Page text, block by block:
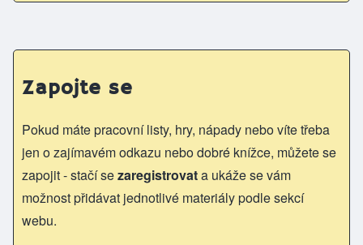
Zapojte se
Pokud máte pracovní listy, hry, nápady nebo víte třeba
jen o zajímavém odkazu nebo dobré knížce, můžete se
zapojit - stačí sezaregistrovata ukáže se vám
možnost přidávat jednotlivé materiály podle sekcí
webu.